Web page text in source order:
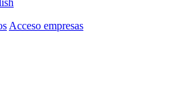
Acceso empresas